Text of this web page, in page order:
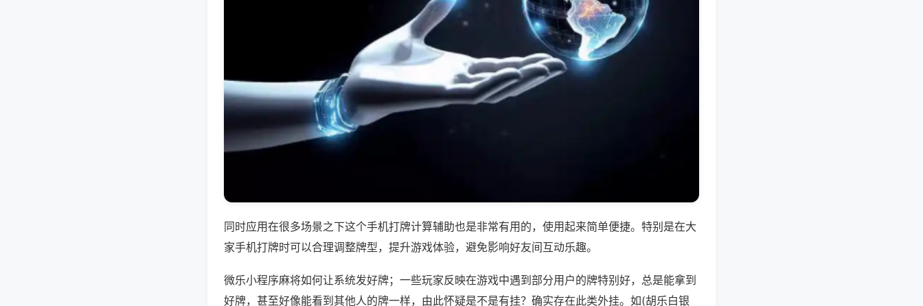
同时应用在很多场景之下这个手机打牌计算辅助也是非常有用的，使用起来简单便捷。特别是在大
家手机打牌时可以合理调整牌型，提升游戏体验，避免影响好友间互动乐趣。
微乐小程序麻将如何让系统发好牌；一些玩家反映在游戏中遇到部分用户的牌特别好，总是能拿到
好牌，甚至好像能看到其他人的牌一样，由此怀疑是不是有挂？确实存在此类外挂。如(胡乐白银